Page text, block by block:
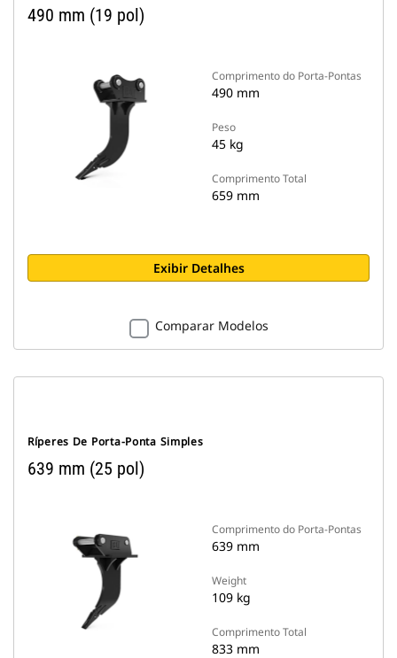
490 mm (19 pol)
Comprimento do Porta-Pontas
490 mm
Peso
45 kg
Comprimento Total
659 mm
Exibir Detalhes
Comparar Modelos
Ríperes De Porta-Ponta Simples
639 mm (25 pol)
Comprimento do Porta-Pontas
639 mm
Weight
109 kg
Comprimento Total
833 mm